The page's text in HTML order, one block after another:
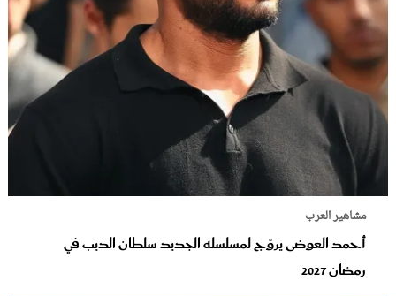
مشاهير العرب
أحمد العوضى يروّج لمسلسله الجديد سلطان الديب في
رمضان 2027